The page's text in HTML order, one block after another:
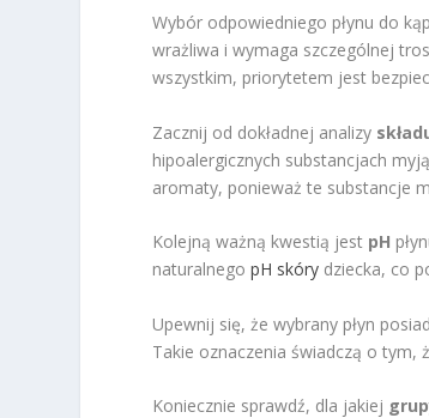
Wybór odpowiedniego płynu do
wrażliwa i wymaga szczególnej
wszystkim, priorytetem jest
Zacznij od dokładnej analizy
hipoalergicznych substancjach
aromaty, ponieważ te substancje
Kolejną ważną kwestią jest pH
naturalnegopH skóry dziecka, co
Upewnij się, że wybrany płyn
Takie oznaczenia świadczą o tym,
Koniecznie sprawdź, dla jakiej